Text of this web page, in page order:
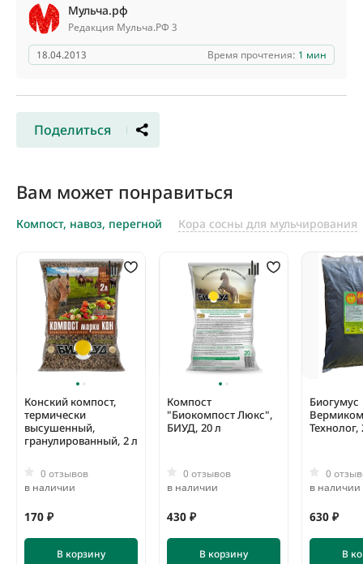
Мульча.рф
Редакция Мульча.РФ 3
18.04.2013
Время прочтения: 1 мин
Поделиться
Вам может понравиться
Компост, навоз, перегной Кора сосны для мульчирования
Конский компост,
термически
высушенный,
гранулированный, 2 л
0 отзывов
в наличии
170 ₽
В корзину
Компост
"Биокомпост Люкс",
БИУД, 20 л
0 отзывов
в наличии
430 ₽
В корзину
Биогумус
Технолог,
0
в наличии
630 ₽
В